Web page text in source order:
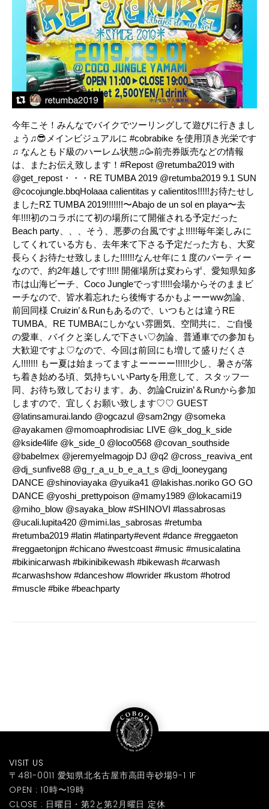
今年こそ！みんなでバイクでツーリングして遊びに行きまし
ょう♫😎メインビジュアルに #cobrabike を使用頂き光栄です
♫ なんともド級のハーレム状態♫🥳前売券販売などの情報
は、またお伝え致します！#Repost @retumba2019 with
@get_repost・・・RE TUMBA 2019 @retumba2019 9.1 SUN
@cocojungle.bbqHolaaa calientitas y calientitos!!!!!お待たせし
ましたRΣ TUMBA 2019!!!!!!!〜Abajo de un sol en playa〜去
年!!!!初のコラボにて初の場所にて開催される予定だった
Beach party、、、そう、悪夢の台風ですよ!!!!!毎年楽しみに
してくれている方も、去年来て下さる予定だった方も、大変
長らくお待たせ致しました!!!!!!なんせ年に１度のパーティー
なので、約2年越しです!!!!! 開催場所は変わらず、愛知県知多
市は山海ビーチ、Coco Jungleでっす!!!!!会場からそのままビ
ーチなので、皆水着忘れたら後悔するかもよーーww勿論、
前回同様 Cruizin’＆Runもあるので、いつもとは違うRE
TUMBA。RE TUMBAにしかない雰囲気、空間共に、ご自慢
の愛車、バイクと楽しんで下さい♡勿論、普通車での参加も
大歓迎ですよ♡なので、今回は前回にも増して盛りだくさ
ん!!!!!!! もー夏は始まってますよーーーー!!!!!!少し、暑さが落
ち着き始める頃、気持ちいいPartyを用意して、スタッフ一
同、お待ち致しております。あ、勿論Cruizin’＆Runから参加
しますので、宜しくお願い致します♡♡ GUEST
@latinsamurai.lando @ogcazul @sam2ngy @someka
@ayakamen @momoaphrodisiac LIVE @k_dog_k_side
@kside4life @k_side_0 @loco0568 @covan_southside
@babelmex @jeremyelmagojp DJ @q2 @cross_reaviva_ent
@dj_sunfive88 @g_r_a_u_b_e_a_t_s @dj_looneygang
DANCE @shinoviayaka @yuika41 @lakishas.noriko GO GO
DANCE @yoshi_prettypoison @mamy1989 @lokacami19
@miho_blow @sayaka_blow #SHINOVI #lassabrosas
@ucali.lupita420 @mimi.las_sabrosas #retumba
#retumba2019 #latin #latinparty#event #dance #reggaeton
#reggaetonjpn #chicano #westcoast #music #musicalatina
#bikinicarwash #bikinibikewash #bikewash #carwash
#carwashshow #danceshow #lowrider #kustom #hotrod
#muscle #bike #beachparty
VISIT US
〒481-0011 愛知県北名古屋市高田寺砂場9-1 1F
OPEN : 10時〜19時
CLOSE : 日曜日・第2と第2月曜日 定休